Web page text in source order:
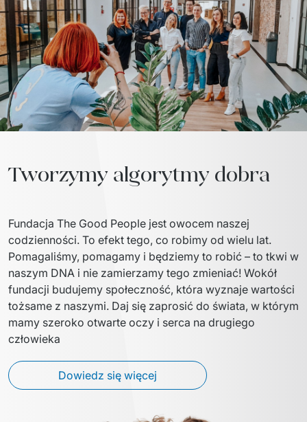
Tworzymy algorytmy dobra
Fundacja The Good People jest owocem naszej
codzienności. To efekt tego, co robimy od wielu lat.
Pomagaliśmy, pomagamy i będziemy to robić – to tkwi w
naszym DNA i nie zamierzamy tego zmieniać! Wokół
fundacji budujemy społeczność, która wyznaje wartości
tożsame z naszymi. Daj się zaprosić do świata, w którym
mamy szeroko otwarte oczy i serca na drugiego
człowieka
Dowiedz się więcej